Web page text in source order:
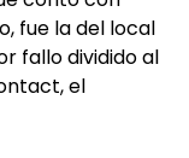
fue la del local
fallo dividido al
el